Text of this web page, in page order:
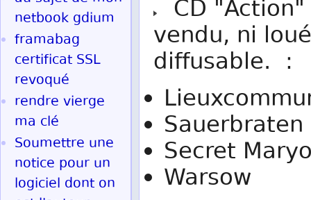
CD
vendu, ni
diffusable. :
Sauerbraten
Secret
Warsow
netbook gdium
framabag
certificat SSL
revoqué
rendre vierge
ma clé
Soumettre une
notice pour un
logiciel dont on